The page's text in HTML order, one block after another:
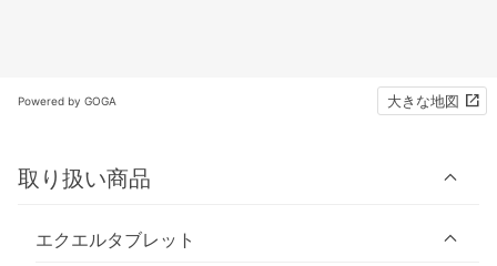
Powered by GOGA 大きな地図
取り扱い商品
エクエルタブレット